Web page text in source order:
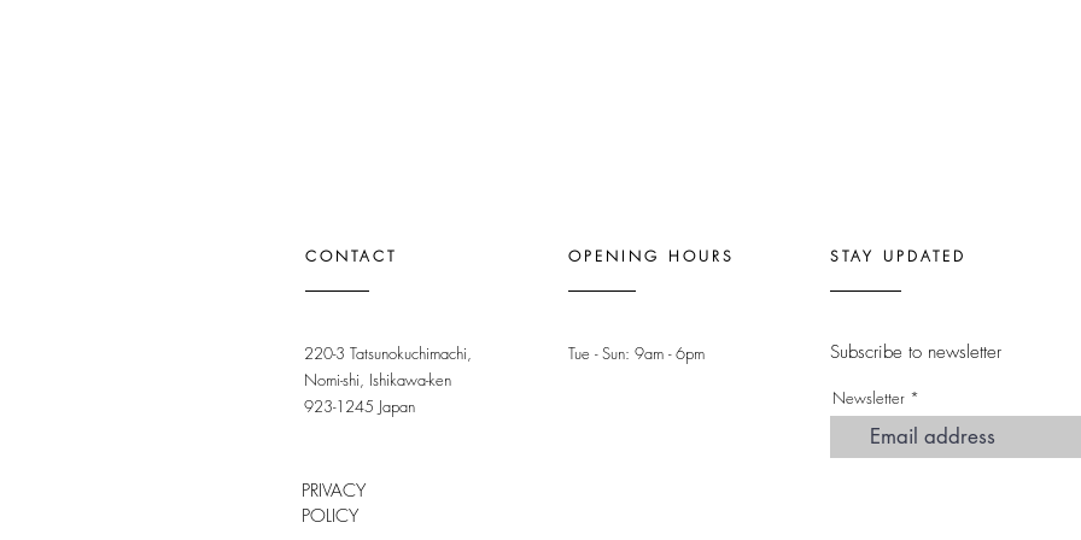
CONTACT
220-3 Tatsunokuchimachi,
Nomi-shi, Ishikawa-ken
923-1245 Japan
PRIVACY
POLICY
OPENING HOURS
Tue - Sun: 9am - 6pm ​
STAY UPDATED
Subscribe to newsletter
Newsletter